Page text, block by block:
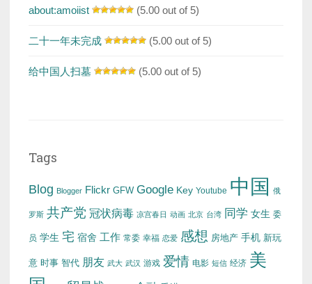
about:amoiist (5.00 out of 5)
二十一年未完成 (5.00 out of 5)
给中国人扫墓 (5.00 out of 5)
Tags
Blog Blogger Flickr GFW Google Key Youtube 中国 俄
罗斯 共产党 冠状病毒 凉宫春日 动画 北京 台湾 同学 女生 委
员 学生 宅 宿舍 工作 常委 幸福 恋爱 感想 房地产 手机 新玩
意 时事 智代 朋友 武大 武汉 游戏 爱情 电影 短信 经济 美